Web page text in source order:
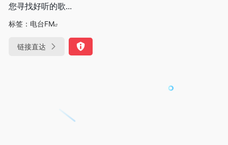
您寻找好听的歌...
标签： 电台FM
链接直达